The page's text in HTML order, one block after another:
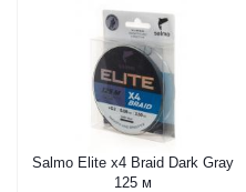
Salmo Elite x4 Braid Dark Gray
125 м